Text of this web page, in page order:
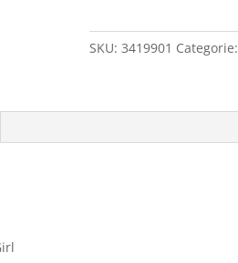
SKU:3419901 Categorie: